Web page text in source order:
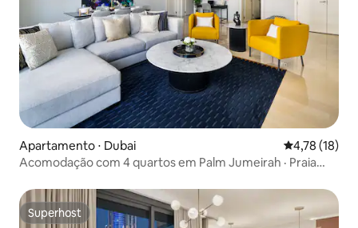
Apartamento ⋅ Dubai 4,78 de uma
4,78 (18)
Acomodação com 4 quartos em Palm Jumeirah · Praia
Superhost
Superhost